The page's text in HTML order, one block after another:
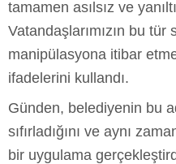
tamamen asılsız ve
Vatandaşlarımızın bu
manipülasyona itibar
ifadelerini kullandı.
Günden, belediyenin bu
sıfırladığını ve aynı
bir uygulama